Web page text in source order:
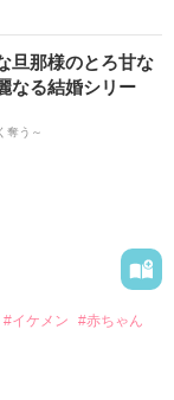
旦那様のとろ甘な
なる結婚シリー
奪う～
#イケメン
#赤ちゃん